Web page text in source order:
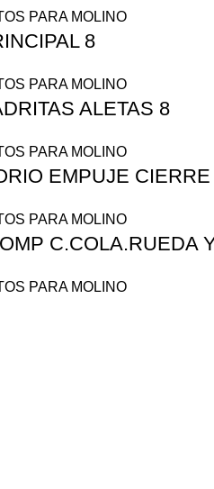
PARA MOLINO
8
PARA MOLINO
ALETAS 8
PARA MOLINO
EMPUJE
PARA MOLINO
C.COLA.RUEDA
PARA MOLINO